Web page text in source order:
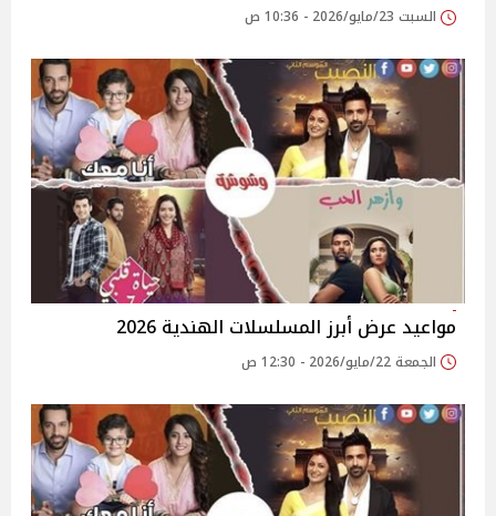
السبت 23/مايو/2026 - 10:36 ص
مواعيد عرض أبرز المسلسلات الهندية 2026
الجمعة 22/مايو/2026 - 12:30 ص